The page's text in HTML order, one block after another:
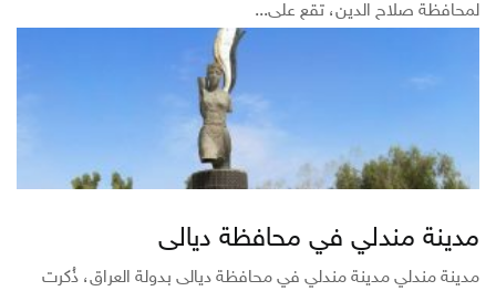
لمحافظة صلاح الدين، تقع على...
مدينة مندلي في محافظة ديالى
مدينة مندلي مدينة مندلي في محافظة ديالى بدولة العراق، ذُكرت